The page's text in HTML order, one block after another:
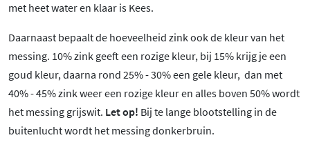
met heet water en klaar is Kees.
Daarnaast bepaalt de hoeveelheid zink ook de kleur van het
messing. 10% zink geeft een rozige kleur, bij 15% krijg je een
goud kleur, daarna rond 25% - 30% een gele kleur, dan met
40% - 45% zink weer een rozige kleur en alles boven 50% wordt
het messing grijswit. Let op! Bij te lange blootstelling in de
buitenlucht wordt het messing donkerbruin.